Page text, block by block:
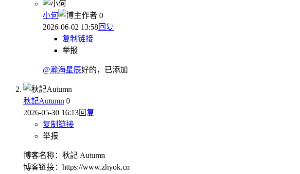
小何 作者 0
2026-06-02 13:58回复
复制链接
举报
@瀚海星辰好的，已添加
秋記Autumn 0
2026-05-30 16:13回复
复制链接
举报
博客名称：秋記 Autumn
博客链接：https://www.zhyok.cn